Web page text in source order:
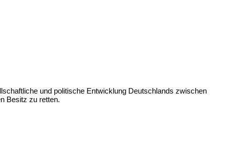
und politische Entwicklung Deutschlands zwischen
Besitz zu retten.